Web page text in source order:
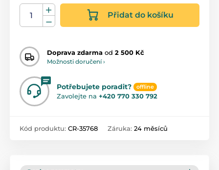
Přidat do košíku
Doprava zdarma od 2 500 Kč
Možnosti doručení ›
Potřebujete poradit? offline
Zavolejte na +420 770 330 792
Kód produktu: CR-35768 Záruka: 24 měsíců